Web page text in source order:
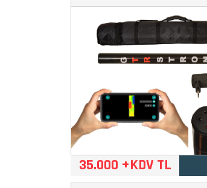
35.000 +KDV TL